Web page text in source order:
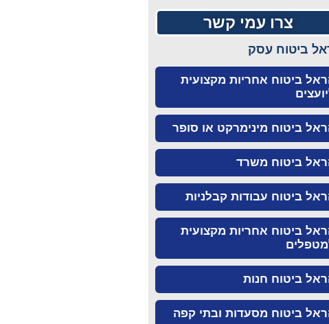
צרו עמי קשר
ביטוח עסק
ביטוח אחריות מקצועית
ביטוח מינימרקט או סופר
ביטוח משרד
ביטוח עבודות קבלניות
ביטוח אחריות מקצועית
ביטוח חנות
ביטוח מסעדות ובתי קפה